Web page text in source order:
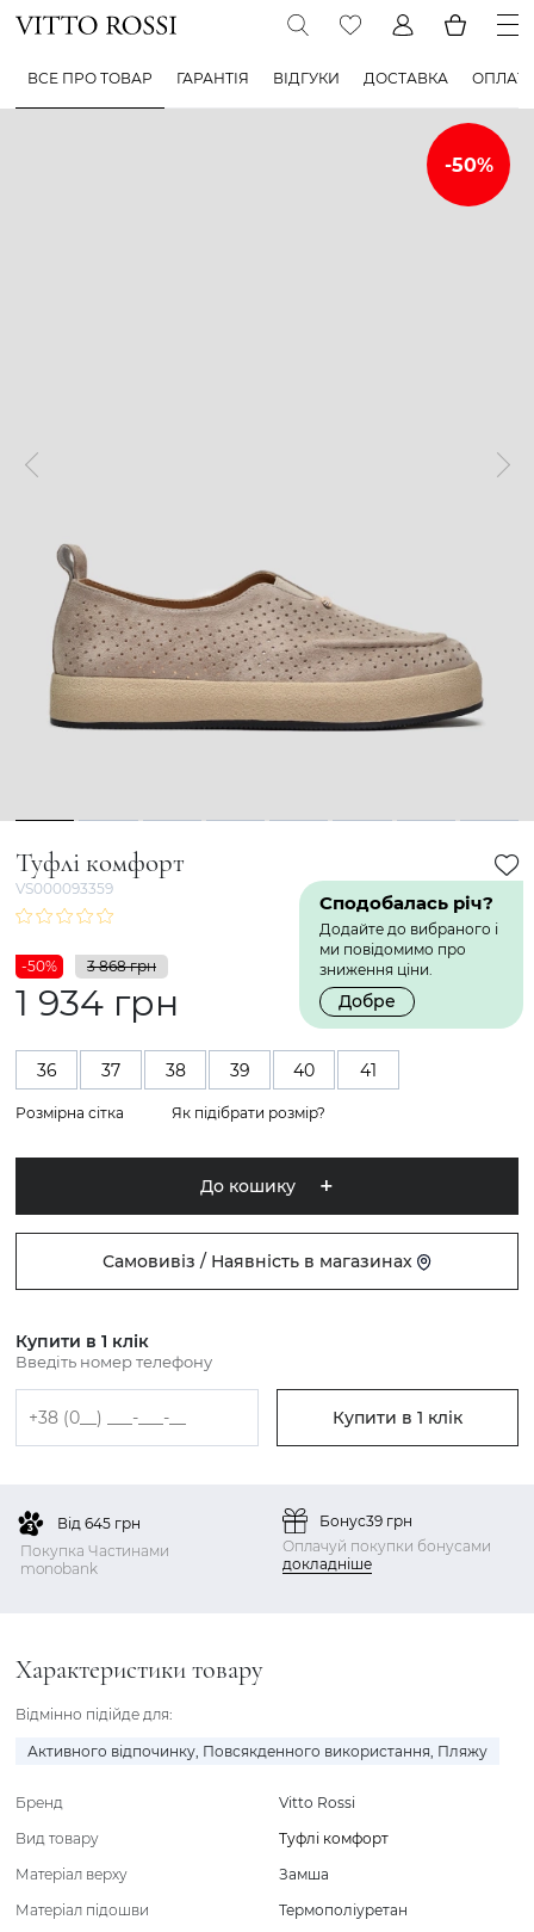
ВСЕ ПРО ТОВАР ГАРАНТІЯ ВІДГУКИ ДОСТАВКА
1 2 3 4 5 6 7 8
Туфлі комфорт
VS000093359
Сподобалась річ?
Додайте до вибраного і
ми повідомимо про
зниження ціни.
Добре
-50% 3 868 грн
1 934 грн
36 37 38 39 40 41
Розмірна сітка Як підібрати розмір?
До кошику
Самовивіз / Наявність в магазинах
Купити в 1 клік
Введіть номер телефону
Купити в 1 клік
Від 645 грн
Покупка Частинами
monobank
Бонус39 грн
Оплачуй покупки бонусами
докладніше
Характеристики товару
Відмінно підійде для:
Активного відпочинку, Повсякденного використання, Пляжу
Бренд
Vitto Rossi
Вид товару
Туфлі комфорт
Матеріал верху
Замша
Матеріал підошви
Термополіуретан